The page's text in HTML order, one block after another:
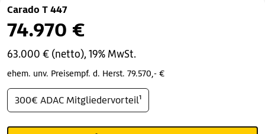
Carado T 447
74.970 €
63.000 € (netto), 19% MwSt.
ehem. unv. Preisempf. d. Herst. 79.570,- €
300€ ADAC Mitgliedervorteil¹